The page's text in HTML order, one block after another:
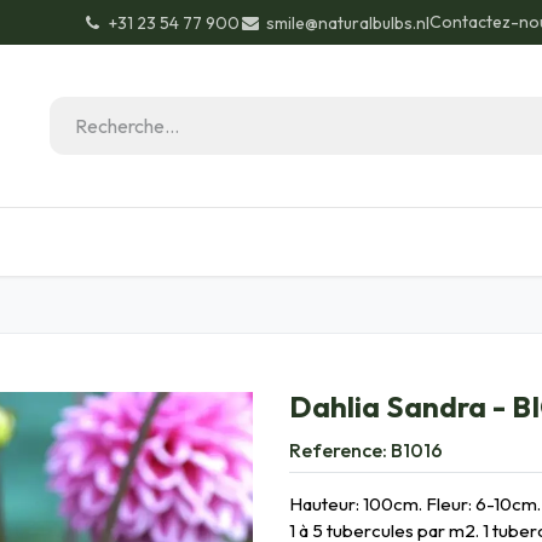
+31 23 54 77 900 smile@naturalbulbs.nlContactez-
Dahlia Sandra -
Reference: B1016
Hauteur: 100cm. Fleur: 6-
1 à 5 tubercules par m2. 1